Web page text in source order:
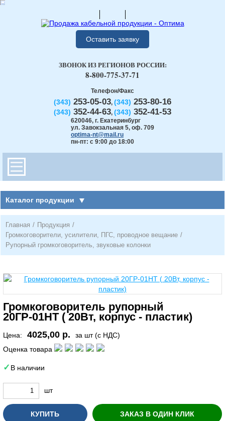
Оставить заявку
Телефон/Факс
(343) 253-05-03, (343) 253-80-16
(343) 352-44-63, (343) 352-41-53
620046, г. Екатеринбург
ул. Завокзальная 5, оф. 709
optima-nt@mail.ru
пн-пт: с 9:00 до 18:00
ЗВОНОК ИЗ РЕГИОНОВ РОССИИ:
8-800-775-37-71
Каталог продукции
Главная / Продукция /
Громкоговорители, усилители, ПГС, проводное вещание /
Рупорный громкоговоритель, звуковые колонки
Громкоговоритель рупорный
20ГР-01НТ ( 20Вт, корпус - пластик)
Цена: 4025,00 р.
за шт (с НДС)
Оценка товара
В наличии
шт
КУПИТЬ ЗАКАЗ В ОДИН КЛИК